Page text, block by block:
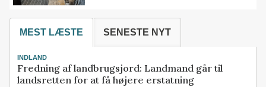
MEST LÆSTE SENESTE NYT
INDLAND
Fredning af landbrugsjord: Landmand går til
landsretten for at få højere erstatning